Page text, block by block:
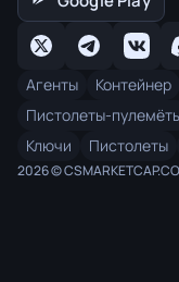
Агенты Контейнер
Пистолеты-
Ключи
Пистолеты
2026 ©